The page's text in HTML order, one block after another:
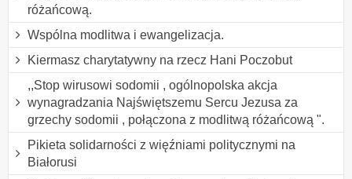
różańcową.
Wspólna modlitwa i ewangelizacja.
Kiermasz charytatywny na rzecz Hani Poczobut
,,Stop wirusowi sodomii , ogólnopolska akcja
wynagradzania Najświętszemu Sercu Jezusa za
grzechy sodomii , połączona z modlitwą różańcową ".
Pikieta solidarności z więźniami politycznymi na
Białorusi